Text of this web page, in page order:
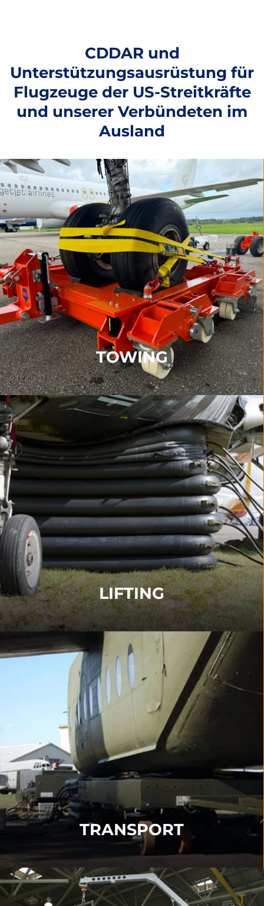
CDDAR und
Unterstützungsausrüstung für
Flugzeuge der US-Streitkräfte
und unserer Verbündeten im
Ausland
TOWING
TOWING
Entrümpelungs-Kits
Temporäre Fahrbahn
Lastüberwachung
Rettungspuppe
WEITERE INFORMATIONEN
LIFTING
LIFTING
Hebekissen und Steuerkonsolen
Sling Lift Systeme
Anbindungssätze
WEITERE INFORMATIONEN
TRANSPORT
TRANSPORT
Bergungs-Transporter
Drehscheiben
Soft-Surface-Schlittensysteme
WEITERE INFORMATIONEN